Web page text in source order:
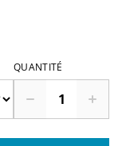
QUANTITÉ